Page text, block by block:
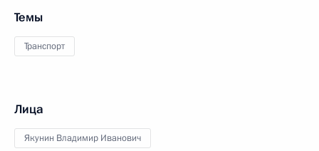
Темы
Транспорт
Лица
Якунин Владимир Иванович